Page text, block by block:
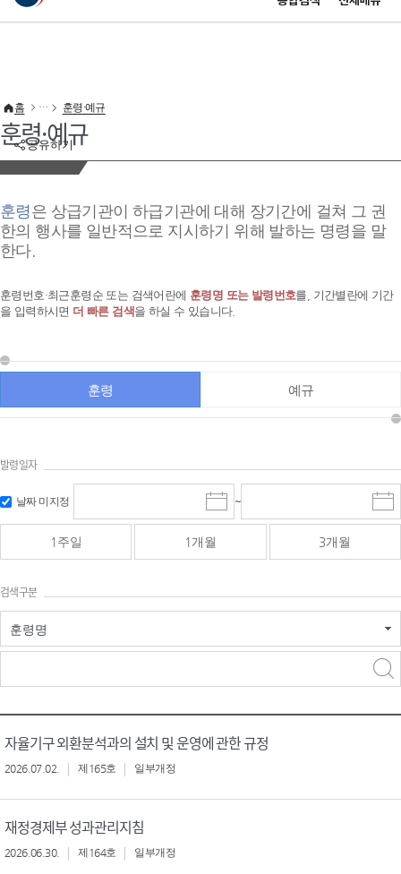
이 누리집은 대한민국 공식 전자정부 누리집입니다.
공유하기
홈 훈령·예규
훈령·예규
훈령은 상급기관이 하급기관에 대해 장기간에 걸쳐 그 권
한의 행사를 일반적으로 지시하기 위해 발하는 명령을 말
한다.
훈령번호·최근훈령순 또는 검색어란에 훈령명 또는 발령번호를, 기간별란에 기간
을 입력하시면 더 빠른 검색 을 하실 수 있습니다.
훈령 예규
발령일자
날짜 미지정
시
작
일
선
~
마
감
선
1주일 1개월 3개월
검색구분
훈령명
자율기구 외환분석과의 설치 및 운영에 관한 규정
2026.07.02. 제165호 일부개정
재정경제부 성과관리지침
2026.06.30. 제164호 일부개정